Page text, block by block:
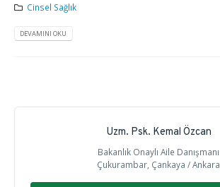
Cinsel Sağlık
DEVAMINI OKU
Uzm. Psk. Kemal Özcan
Bakanlık Onaylı Aile Danışmanı
Çukurambar, Çankaya / Ankara